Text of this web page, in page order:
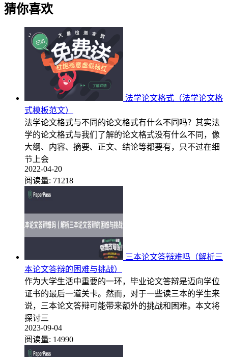
猜你喜欢
法学论文格式（法学论文格
式模板范文）
法学论文格式与不同的论文格式有什么不同吗？其实法
学的论文格式与我们了解的论文格式没有什么不同，像
大纲、内容、摘要、正文、结论等都要有，只不过在细
节上会
2022-04-20
阅读量: 71218
三本论文答辩难吗（解析三
本论文答辩的困难与挑战）
作为大学生活中重要的一环，毕业论文答辩是迈向学位
证书的最后一道关卡。然而，对于一些读三本的学生来
说，三本论文答辩可能带来额外的挑战和困难。本文将
探讨三
2023-09-04
阅读量: 14990